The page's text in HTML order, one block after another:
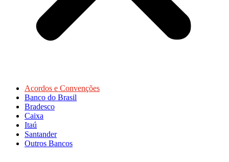
Acordos e Convenções
Banco do Brasil
Bradesco
Caixa
Itaú
Santander
Outros Bancos